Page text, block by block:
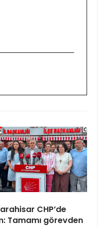
CHP’de
Tamamı görevden